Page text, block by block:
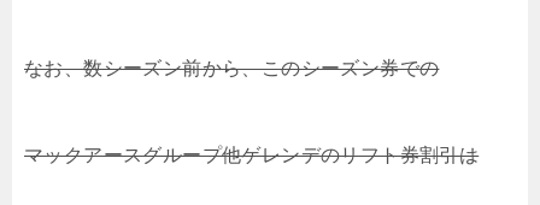
なお、数シーズン前から、このシーズン券での
マックアースグループ他ゲレンデのリフト券割引は